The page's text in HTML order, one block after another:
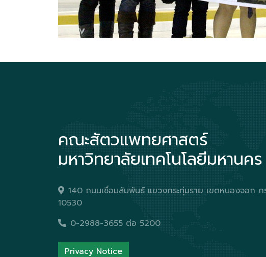
คณะสัตวแพทยศาสตร์
มหาวิทยาลัยเทคโนโลยีมหานคร
140 ถนนเชื่อมสัมพันธ์ แขวงกระทุ่มราย เขตหนองจอก ก
10530
0-2988-3655 ต่อ 5200
Privacy Notice